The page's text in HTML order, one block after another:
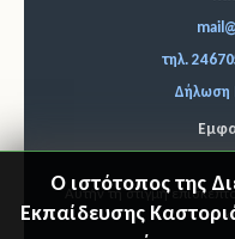
τηλ.
Δήλωση
Αυτήν τη στιγμή
Ο ιστότοπος της
Εκπαίδευσης